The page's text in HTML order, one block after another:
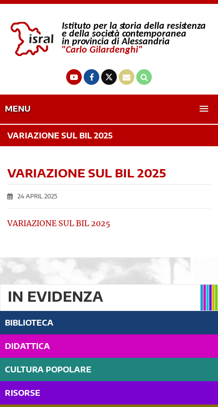
MENU
VARIAZIONE SUL BIL 2025
VARIAZIONE SUL BIL 2025
24 APRIL 2025
VARIAZIONE SUL BIL 2025
IN EVIDENZA
BIBLIOTECA
DIDATTICA
CULTURA POPOLARE
RISORSE